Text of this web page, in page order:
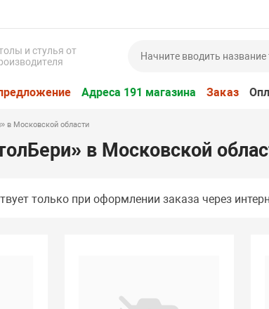
и стулья от
Адреса 191 магазина Заказ
в Московской области
в Московской
только при оформлении заказа через